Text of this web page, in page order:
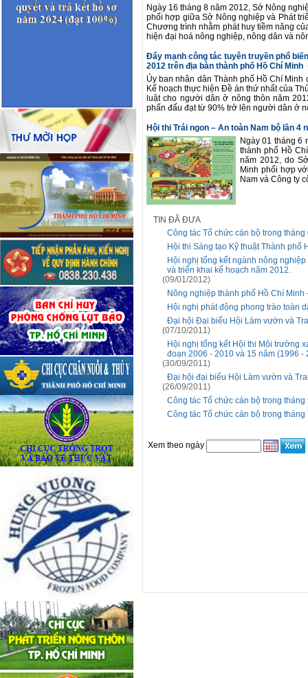
Ngày 16 tháng 8 năm 2012, Sở Nông
phối hợp giữa Sở Nông nghiệp và Phát
Chương trình nhằm phát huy tiềm năng
hiện đại hoá nông nghiệp, nông dân và
Đẩy mạnh công tác tuyên truyền phổ
2012 trên địa bàn thành phố Hồ Chí Minh
Ủy ban nhân dân Thành phố Hồ Chí
Kế hoạch thực hiện Đề án thứ nhất của
luật cho người dân ở nông thôn năm
phấn đấu đạt từ 90% trở lên người dân ở
Hội thi Trái ngon – An toàn Nam bộ lần 4
Ngày 01 tháng 6
thành phố Hồ
năm 2012, do
Minh phối hợp
Nam và Công ty
TIN ĐÃ ĐƯA
Công tác Tổ chức cán bộ trong tháng
Hội thi Sáng tạo Kỹ thuật Thành phố
Hội nghị tổng kết ngành nông
và triển khai kế hoạch năm 2012.
(09/01/2012)
Nông nghiệp thành phố Hồ Chí Minh
Hội nghị phát động phong trào toàn
Đại hội Đại biểu Hội Làm vườn và
(07/10/2011)
Hội nghị tổng kết Hội thi Môi trường
đoạn 2006 - 2010 và 15 năm (1996 -
(30/09/2011)
Đại hội đại biểu Hội Làm vườn và
(26/09/2011)
Công tác Tổ chức cán bộ trong tháng
Công tác Tổ chức cán bộ trong tháng
Xem theo ngày